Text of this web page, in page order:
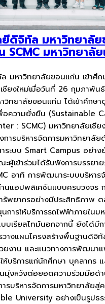
ยีดิจิทัล มหาวิทยาลั
SCMC มหาวิทยาลั
มหาวิทยาลัยขอนแก่น เข้าศึก
ชียงใหม่เมื่อวันที่ 26 กุมภาพัน
วิทยาลัยขอนแก่น ได้เข้าศึก
อความยั่งยืน (Sustainable
: SCMC) มหาวิทยาลัยเชีย
การบริหารจัดการมหาวิทยาลัย
ะบบ Smart Campus อย่าง
ผู้เข้าร่วมได้รับฟังการบรรยา
อาทิ การพัฒนาระบบบริหาร
านแอปพลิเคชันแบบครบวงจร
รัพยากรอย่างมีประสิทธิภาพ
การให้บริการรถไฟฟ้าภายในม
บเรียลไทม์นอกจากนี้ ยังได้มีก
วางแผนโครงสร้างพื้นฐานดิจิ
วยงาน และแนวทางการพัฒน
ห้บริการแก่นักศึกษา บุคลากร
มุ่งหวังต่อยอดความร่วมมือด้า
รบริหารจัดการมหาวิทยาลัยสู่ค
University อย่างเป็นรูปธ